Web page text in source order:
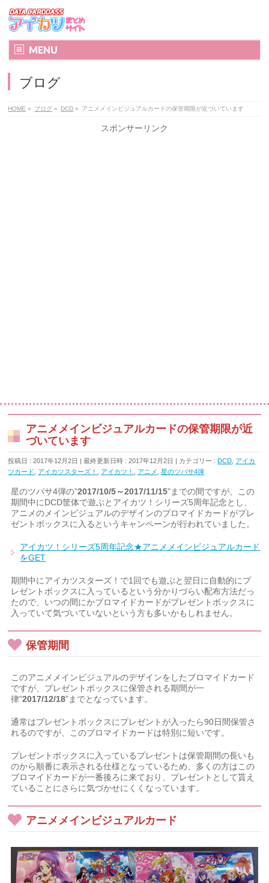
MENU
ブログ
HOME » ブログ » DCD » アニメメインビジュアルカードの保管期限が近づいています
スポンサーリンク
アニメメインビジュアルカードの保管期限が近
づいています
投稿日 : 2017年12月2日 最終更新日時 : 2017年12月2日 カテゴリー :DCD アイカ
ツカード
アイカツスターズ！ アイカツ！ アニメ ,星のツバサ4弾
星のツバサ4弾の”2017/10/5～2017/11/15”までの間ですが、この
期間中にDCD筐体で遊ぶとアイカツ！シリーズ5周年記念とし、
アニメのメインビジュアルのデザインのブロマイドカードがプレ
ゼントボックスに入るというキャンペーンが行われていました。
アイカツ！シリーズ5周年記念★アニメメインビジュアルカード
をGET
期間中にアイカツスターズ！で1回でも遊ぶと翌日に自動的にプ
レゼントボックスに入っているという分かりづらい配布方法だっ
たので、いつの間にかブロマイドカードがプレゼントボックスに
入っていて気づいていないという方も多いかもしれません。
保管期間
このアニメメインビジュアルのデザインをしたブロマイドカード
ですが、プレゼントボックスに保管される期間が一
律”2017/12/18”までとなっています。
通常はプレゼントボックスにプレゼントが入ったら90日間保管さ
れるのですが、このブロマイドカードは特別に短いです。
プレゼントボックスに入っているプレゼントは保管期間の長いも
のから順番に表示される仕様となっているため、多くの方はこの
ブロマイドカードが一番後ろに来ており、プレゼントとして貰え
ていることにさらに気づかせにくくなっています。
アニメメインビジュアルカード